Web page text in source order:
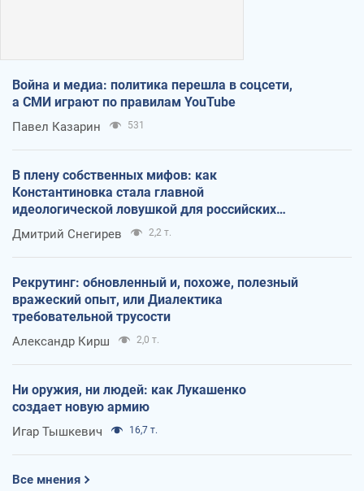
Война и медиа: политика перешла в соцсети,
а СМИ играют по правилам YouTube
Павел Казарин 531
В плену собственных мифов: как
Константиновка стала главной
идеологической ловушкой для российских
оккупантов
Дмитрий Снегирев 2,2 т.
Рекрутинг: обновленный и, похоже, полезный
вражеский опыт, или Диалектика
требовательной трусости
Александр Кирш 2,0 т.
Ни оружия, ни людей: как Лукашенко
создает новую армию
Игар Тышкевич 16,7 т.
Все мнения